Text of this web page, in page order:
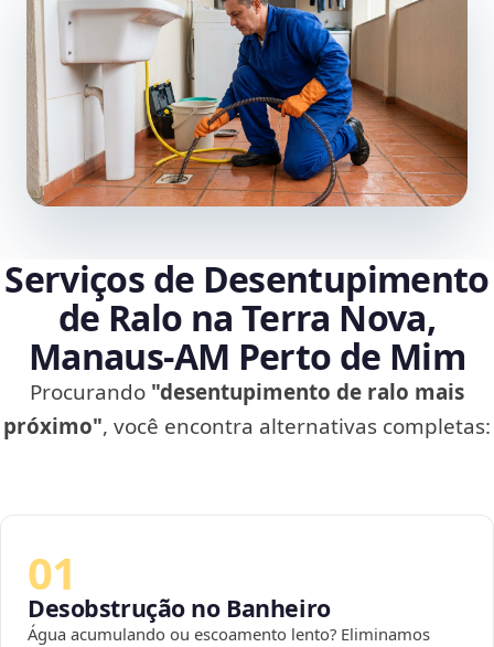
Serviços de Desentupimento
de Ralo na Terra Nova,
Manaus‑AM Perto de Mim
Procurando "desentupimento de ralo mais
próximo", você encontra alternativas completas:
01
Desobstrução no Banheiro
Água acumulando ou escoamento lento? Eliminamos